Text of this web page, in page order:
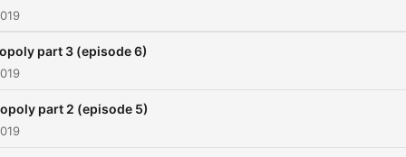
part 3 (episode 6)
part 2 (episode 5)